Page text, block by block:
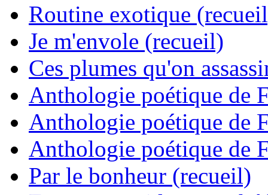
Routine exotique
Je m'envole (recueil)
Ces plumes qu'on
Anthologie poétique de
Anthologie poétique de
Anthologie poétique de
Par le bonheur (recueil)